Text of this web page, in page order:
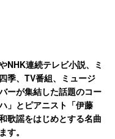
NHK連続テレビ小説、ミ
季、TV番組、ミュージ
ーが集結した話題のコー
」とピアニスト「伊藤
歌謡をはじめとする名曲
す。